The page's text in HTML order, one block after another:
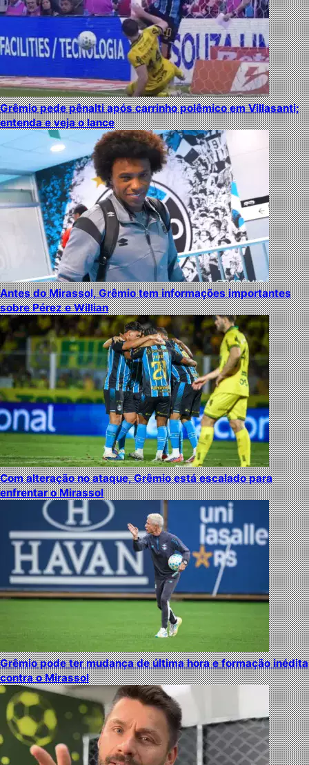
Grêmio pede pênalti após carrinho polêmico em Villasanti;
entenda e veja o lance
Antes do Mirassol, Grêmio tem informações importantes
sobre Pérez e Willian
Com alteração no ataque, Grêmio está escalado para
enfrentar o Mirassol
Grêmio pode ter mudança de última hora e formação inédita
contra o Mirassol